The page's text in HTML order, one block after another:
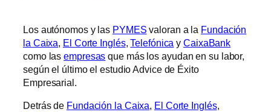
Los autónomos y las PYMES valoran a la Fundación
la Caixa, El Corte Inglés,Telefónica yCaixaBank
como lasempresas que más los ayudan en su labor,
según el último el estudio Advice de Éxito
Empresarial.
Detrás de Fundación la Caixa, El Corte Inglés,